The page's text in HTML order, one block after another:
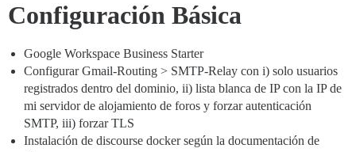
Configuración Básica
Google Workspace Business Starter
Configurar Gmail-Routing > SMTP-Relay con i) solo usuarios
registrados dentro del dominio, ii) lista blanca de IP con la IP de
mi servidor de alojamiento de foros y forzar autenticación
SMTP, iii) forzar TLS
Instalación de discourse docker según la documentación de